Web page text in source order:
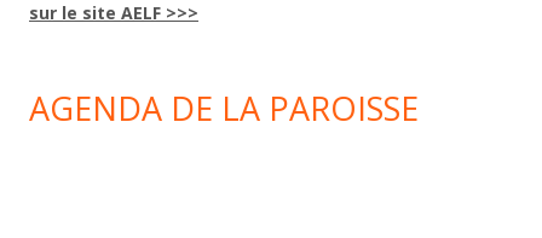
sur le site AELF >>>
AGENDA DE LA PAROISSE